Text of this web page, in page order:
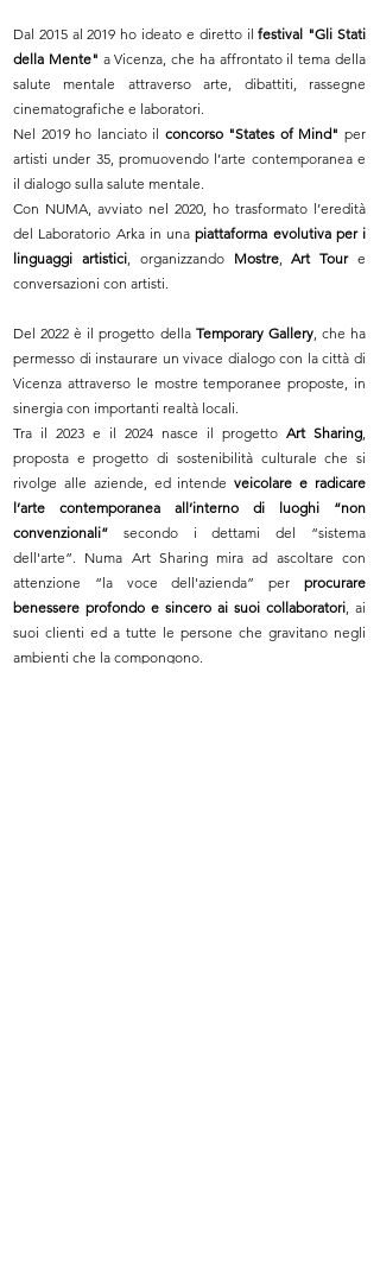
Dal 2015 al 2019 ho ideato e diretto ilfestival "Gli Stati
della Mente" a Vicenza, che ha affrontato il tema della
salute mentale attraverso arte, dibattiti, rassegne
cinematografiche e laboratori.
Nel 2019 ho lanciato il concorso "States of Mind" per
artisti under 35, promuovendo l’arte contemporanea e
il dialogo sulla salute mentale.
Con NUMA, avviato nel 2020, ho trasformato l’eredità
del Laboratorio Arka in unapiattaforma evolutiva per i
linguaggi artistici, organizzando Mostre,Art Toure
conversazioni con artisti.
Del 2022 è il progetto della Temporary Gallery, che ha
permesso di instaurare un vivace dialogo con la città di
Vicenza attraverso le mostre temporanee proposte, in
sinergia con importanti realtà locali.
Tra il 2023 e il 2024 nasce il progetto Art Sharing,
proposta e progetto di sostenibilità culturale che si
rivolge alle aziende, ed intendeveicolare e radicare
l’arte contemporanea all’interno di luoghi “non
convenzionali” secondo i dettami del “sistema
dell'arte”. Numa Art Sharing mira ad ascoltare con
attenzione “la voce dell'azienda” per procurare
benessere profondo e sincero ai suoi collaboratori, ai
suoi clienti ed a tutte le persone che gravitano negli
ambienti che la compongono.